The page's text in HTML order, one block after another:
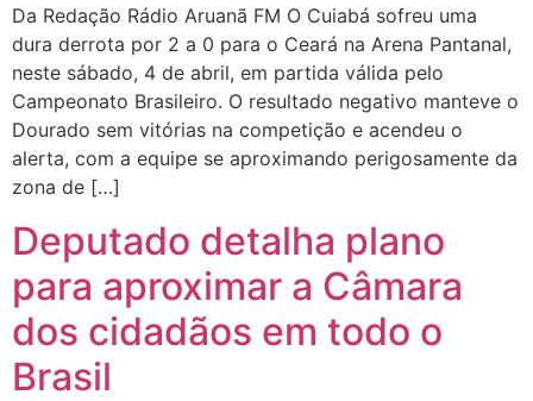
Da Redação Rádio Aruanã FM O Cuiabá sofreu uma
dura derrota por 2 a 0 para o Ceará na Arena Pantanal,
neste sábado, 4 de abril, em partida válida pelo
Campeonato Brasileiro. O resultado negativo manteve o
Dourado sem vitórias na competição e acendeu o
alerta, com a equipe se aproximando perigosamente da
zona de […]
Deputado detalha plano
para aproximar a Câmara
dos cidadãos em todo o
Brasil